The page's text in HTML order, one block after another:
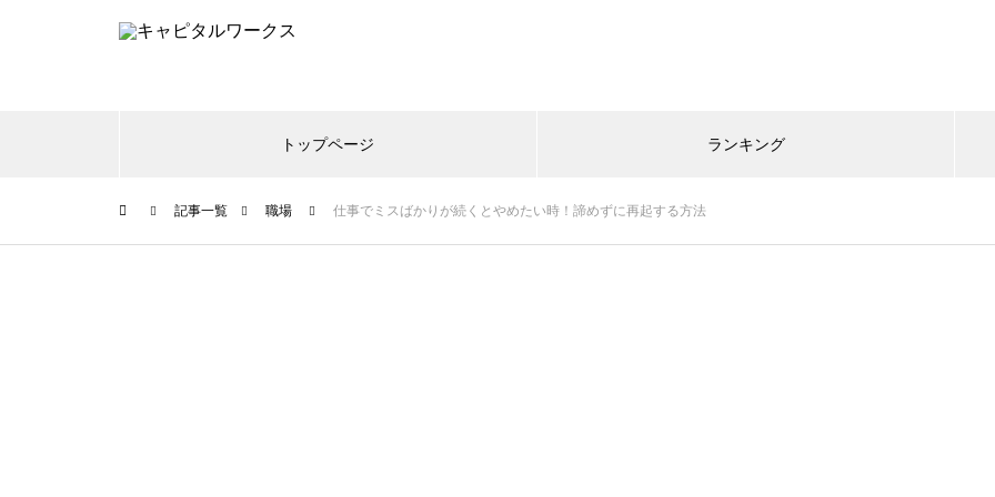
トップページ ランキング
記事一覧 職場 仕事でミスばかりが続くとやめたい時！諦めずに再起する方法